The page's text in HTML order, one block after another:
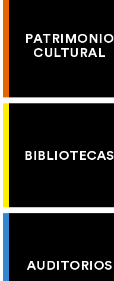
PATRIMONIO
CULTURAL
BIBLIOTECAS
AUDITORIOS